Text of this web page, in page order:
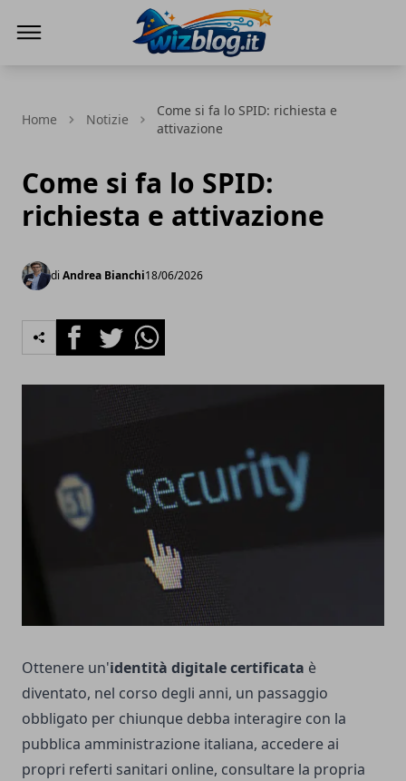
Home Notizie
Come si fa lo SPID: richiesta e
attivazione
Come si fa lo SPID:
richiesta e attivazione
di Andrea Bianchi18/06/2026
FacebookTwitterWhatsapp
Ottenere un'identità digitale certificata è
diventato, nel corso degli anni, un passaggio
obbligato per chiunque debba interagire con la
pubblica amministrazione italiana, accedere ai
propri referti sanitari online, consultare la propria